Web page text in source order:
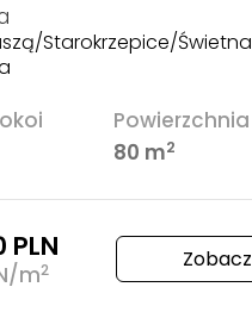
Starokrzepice/Świetna
Powierzchnia
80 m2
PLN
m2 Zobacz